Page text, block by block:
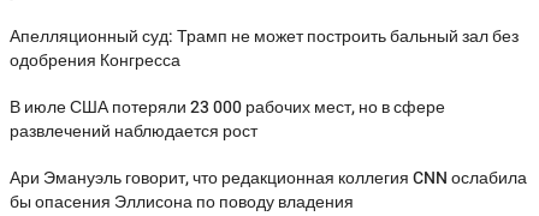
Апелляционный суд: Трамп не может построить бальный зал без
одобрения Конгресса
В июле США потеряли 23 000 рабочих мест, но в сфере
развлечений наблюдается рост
Ари Эмануэль говорит, что редакционная коллегия CNN ослабила
бы опасения Эллисона по поводу владения